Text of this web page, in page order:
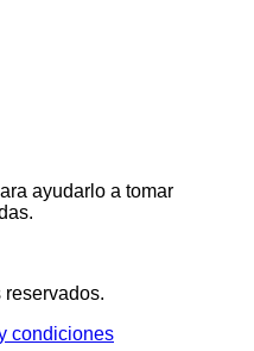
ayudarlo a tomar
condiciones